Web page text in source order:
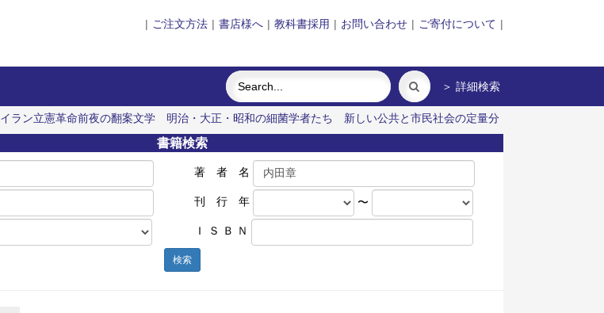
| ご注文方法 | 書店様へ | 教科書採用 | お問い合わせ | ご寄付について |
＞ 詳細検索
イラン立憲革命前夜の翻案文学 明治・大正・昭和の細菌学者たち
新しい公共と市民社会の定量分
書籍検索
著 者 名
刊 行 年 〜
Ｉ Ｓ Ｂ Ｎ
検索